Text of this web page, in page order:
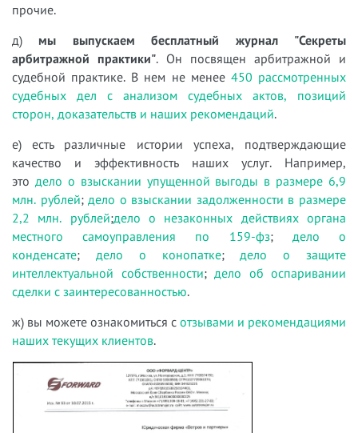
прочие.
д) мы выпускаем бесплатный журнал "Секреты
арбитражной практики". Он посвящен арбитражной и
судебной практике. В нем не менее 450 рассмотренных
судебных дел с анализом судебных актов, позиций
сторон, доказательств и наших рекомендаций.
е) есть различные истории успеха, подтверждающие
качество и эффективность наших услуг. Например,
это дело о взыскании упущенной выгоды в размере 6,9
млн. рублей;дело о взыскании задолженности в размере
2,2 млн. рублей;дело о незаконных действиях органа
местного самоуправления по 159-фз; дело о
конденсате; дело о конопатке;дело о защите
интеллектуальной собственности; дело об оспаривании
сделки с заинтересованностью.
ж) вы можете ознакомиться с отзывами и рекомендациями
наших текущих клиентов.